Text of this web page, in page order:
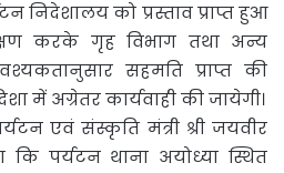
निदेशालय को प्रस्ताव प्राप्त हुआ
करके गृह विभाग तथा अन्य
सहमति प्राप्त की
में अग्रेतर कार्यवाही की जायेगी।
एवं संस्कृति मंत्री श्री जयवीर
कि पर्यटन थाना अयोध्या स्थित